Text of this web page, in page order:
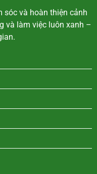
sóc và hoàn thiện cảnh
và làm việc luôn xanh –